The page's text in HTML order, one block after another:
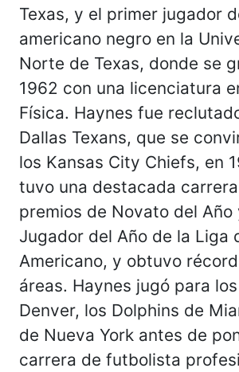
Texas, y el primer jugador
americano negro en la
Norte de Texas, donde se
1962 con una licenciatura
Física. Haynes fue
Dallas Texans, que se
los Kansas City Chiefs, en
tuvo una destacada
premios de Novato del Año
Jugador del Año de la Liga
Americano, y obtuvo
áreas. Haynes jugó para
Denver, los Dolphins de
de Nueva York antes de
carrera de futbolista